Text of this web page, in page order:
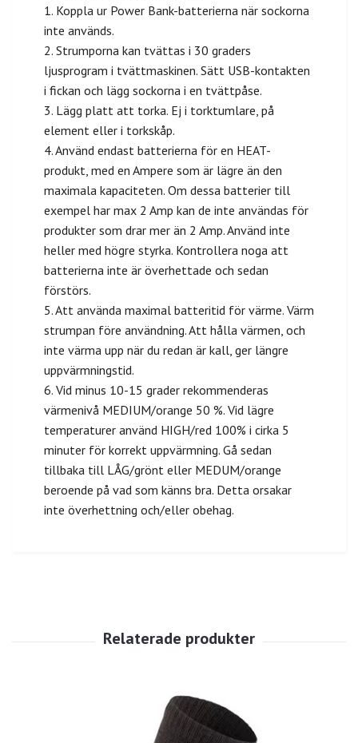
1. Koppla ur Power Bank-batterierna när sockorna
inte används.
2. Strumporna kan tvättas i 30 graders
ljusprogram i tvättmaskinen. Sätt USB-kontakten
i fickan och lägg sockorna i en tvättpåse.
3. Lägg platt att torka. Ej i torktumlare, på
element eller i torkskåp.
4. Använd endast batterierna för en HEAT-
produkt, med en Ampere som är lägre än den
maximala kapaciteten. Om dessa batterier till
exempel har max 2 Amp kan de inte användas för
produkter som drar mer än 2 Amp. Använd inte
heller med högre styrka. Kontrollera noga att
batterierna inte är överhettade och sedan
förstörs.
5. Att använda maximal batteritid för värme. Värm
strumpan före användning. Att hålla värmen, och
inte värma upp när du redan är kall, ger längre
uppvärmningstid.
6. Vid minus 10-15 grader rekommenderas
värmenivå MEDIUM/orange 50 %. Vid lägre
temperaturer använd HIGH/red 100% i cirka 5
minuter för korrekt uppvärmning. Gå sedan
tillbaka till LÅG/grönt eller MEDUM/orange
beroende på vad som känns bra. Detta orsakar
inte överhettning och/eller obehag.